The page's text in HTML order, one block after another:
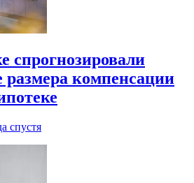
спрогнозировали
компенсации
спустя